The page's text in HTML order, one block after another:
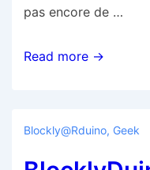
pas encore de …
BlocklyDuino2
Plein
nouveautés
Read more →
Blockly@rduino, Geek